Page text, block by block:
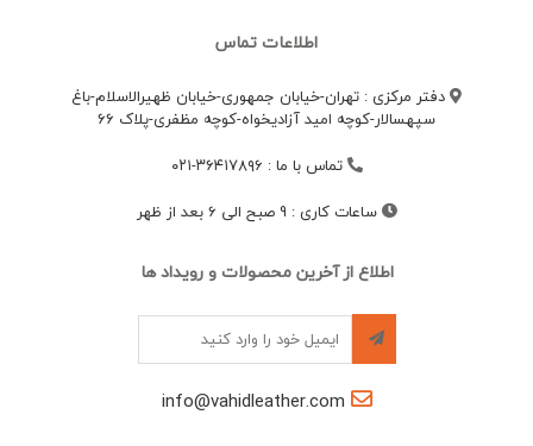
اطلاعات تماس
دفتر مرکزی : تهران-خیابان جمهوری-خیابان ظهیرالاسلام-باغ
سپهسالار-کوچه امید آزادیخواه-کوچه مظفری-پلاک 66
تماس با ما : ۳۶۴۱۷۸۹۶-۰۲۱
ساعات کاری : 9 صبح الی 6 بعد از ظهر
اطلاع از آخرین محصولات و رویداد ها
info@vahidleather.com